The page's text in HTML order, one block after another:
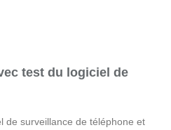
test du logiciel de
de surveillance de téléphone et